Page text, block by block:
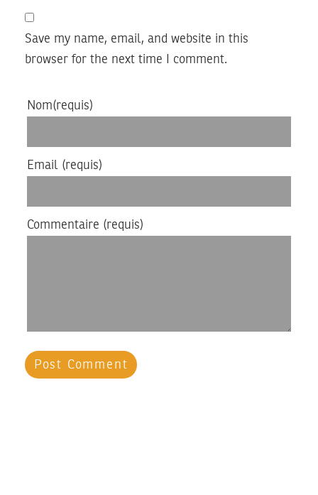
Save my name, email, and website in this
browser for the next time I comment.
Nom(requis)
Email (requis)
Commentaire (requis)